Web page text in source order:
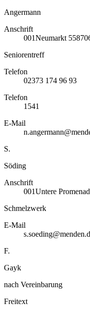
Angermann
Anschrift
001Neumarkt 5
Seniorentreff
Telefon
02373 174 96 93
Telefon
1541
E-Mail
S.
Söding
Anschrift
001Untere
Schmelzwerk
E-Mail
F.
Gayk
nach Vereinbarung
Freitext